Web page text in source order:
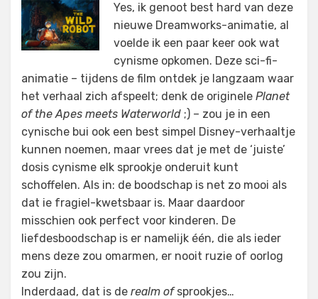
Yes, ik genoot best hard van deze
nieuwe Dreamworks-animatie, al
voelde ik een paar keer ook wat
cynisme opkomen. Deze sci-fi-
animatie – tijdens de film ontdek je langzaam waar
het verhaal zich afspeelt; denk de originele Planet
of the Apes meets Waterworld ;) – zou je in een
cynische bui ook een best simpel Disney-verhaaltje
kunnen noemen, maar vrees dat je met de ‘juiste’
dosis cynisme elk sprookje onderuit kunt
schoffelen. Als in: de boodschap is net zo mooi als
dat ie fragiel-kwetsbaar is. Maar daardoor
misschien ook perfect voor kinderen. De
liefdesboodschap is er namelijk één, die als ieder
mens deze zou omarmen, er nooit ruzie of oorlog
zou zijn.
Inderdaad, dat is de realm ofsprookjes…